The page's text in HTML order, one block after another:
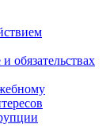
обязательствах